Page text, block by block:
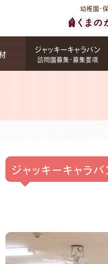
幼稚園・
ジャッキーキャラバン
訪問園募集・募集要項
ジャッキーキャラ